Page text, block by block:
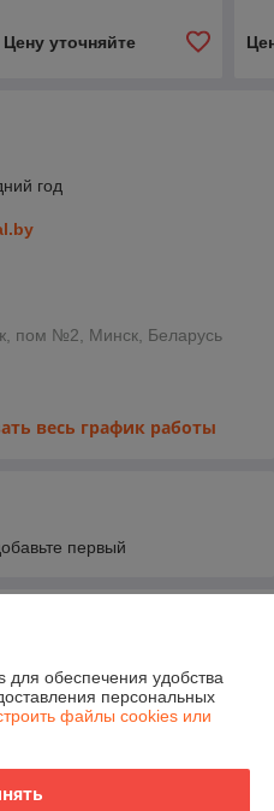
Цену уточняйте
год
пом №2, Минск, Беларусь
весь график работы
первый
обеспечения удобства
персональных
файлы cookies или